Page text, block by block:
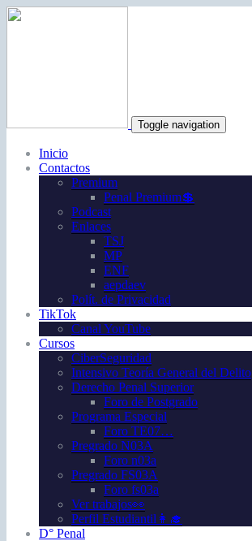
Toggle navigation
Inicio
Contactos
Premium
Penal Premium💲
Podcast
Enlaces
TSJ
MP
ENF
aepdaev
Polít. de Privacidad
TikTok
Canal YouTube
Cursos
CiberSeguridad
Intensivo Teoría General del Delito
Derecho Penal Superior
Foro de Postgrado
Programa Especial
Foro TE07…
Pregrado N03A
Foro n03a
Pregrado FS03A
Foro fs03a
Ver trabajos👀
Perfil Estudiantil👩‍🎓
D° Penal